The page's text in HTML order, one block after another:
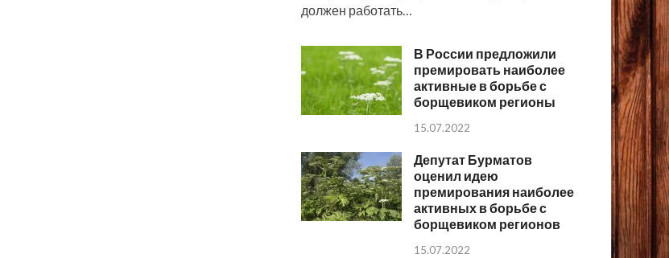
должен работать…
В России предложили
премировать наиболее
активные в борьбе с
борщевиком регионы
15.07.2022
Депутат Бурматов
оценил идею
премирования наиболее
активных в борьбе с
борщевиком регионов
15.07.2022